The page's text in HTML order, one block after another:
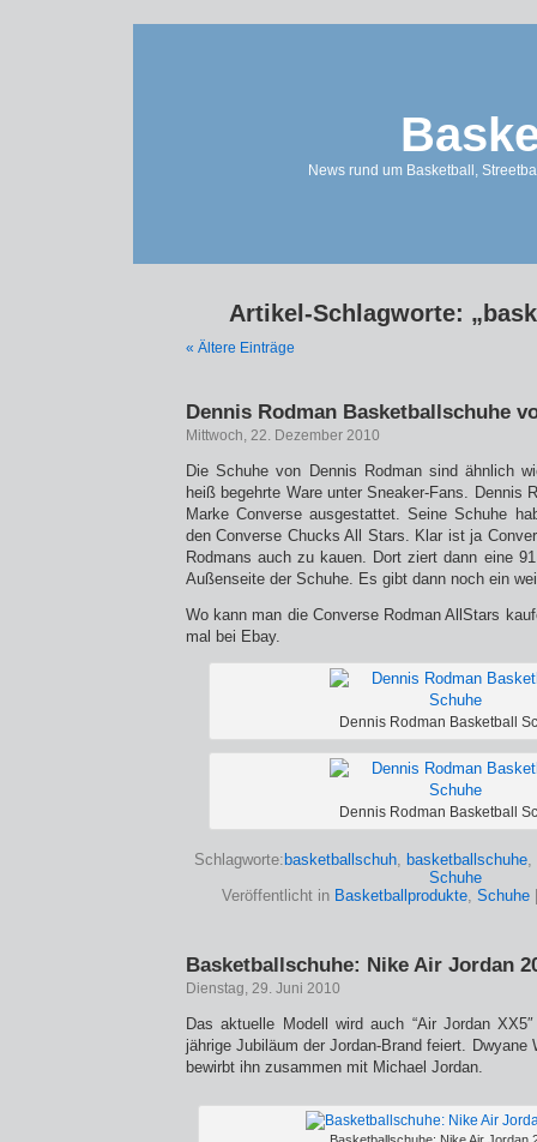
News rund um Basketball,
Artikel-Schlagworte:
« Ältere Einträge
Dennis Rodman Basketballschuhe
Mittwoch, 22. Dezember 2010
Die Schuhe von Dennis Rodman sind ähnlich
heiß begehrte Ware unter Sneaker-Fans. Dennis
Marke Converse ausgestattet. Seine Schuhe
den Converse Chucks All Stars. Klar ist ja
Rodmans auch zu kauen. Dort ziert dann eine
Außenseite der Schuhe. Es gibt dann noch ein
Wo kann man die Converse Rodman AllStars
mal bei Ebay.
Dennis Rodman Basketball
Dennis Rodman Basketball
Schlagworte: basketballschuh, basketballschuhe,
Schuhe
Veröffentlicht in Basketballprodukte, Schuhe
Basketballschuhe: Nike Air Jordan
Dienstag, 29. Juni 2010
Das aktuelle Modell wird auch “Air Jordan
jährige Jubiläum der Jordan-Brand feiert. Dwyane
bewirbt ihn zusammen mit Michael Jordan.